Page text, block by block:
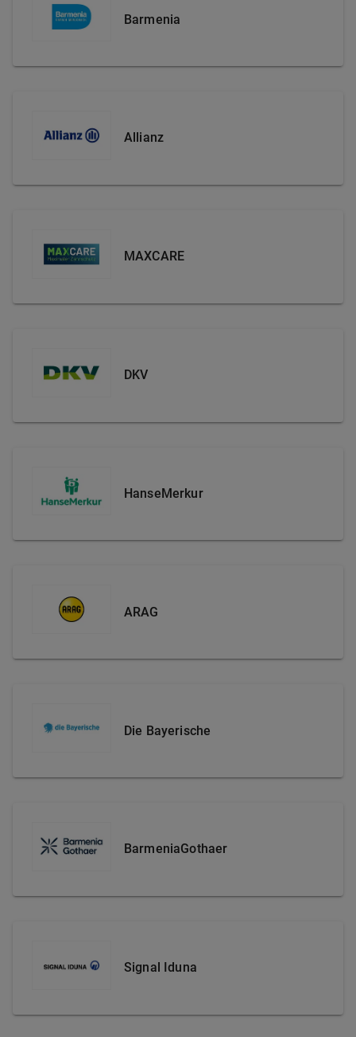
Barmenia
Allianz
MAXCARE
DKV
HanseMerkur
ARAG
Die Bayerische
BarmeniaGothaer
Signal Iduna